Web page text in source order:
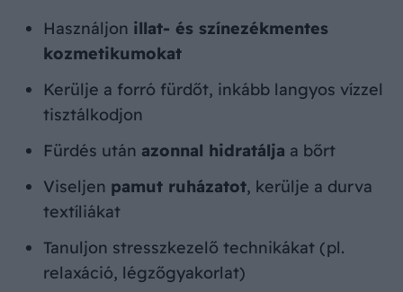
Használjon illat- és színezékmentes
kozmetikumokat
Kerülje a forró fürdőt, inkább langyos vízzel
tisztálkodjon
Fürdés után azonnal hidratálja a bőrt
Viseljen pamut ruházatot, kerülje a durva
textíliákat
Tanuljon stresszkezelő technikákat (pl.
relaxáció, légzőgyakorlat)